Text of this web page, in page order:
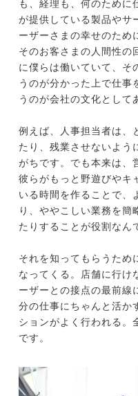
も、経理も、何のために
が提供している製品やサ
ーザーさまの幸せのため
そのお客さまの人間性の
に僕らは働いていて、そ
うのが分かった上で仕事
うのが会社の文化として
例えば、人事担当者は、
たり、残業させないよう
がちです。でも本来は、
彼らがもっと野遊びやキ
いる時間を作ることで、
り、ややこしい業務を簡
たりすることが役割なん
それを知ってもらうため
なってくる。店舗に行け
ーザーとの接点の最前線
分の仕事にちゃんと活か
ションがよく行われる。
です。